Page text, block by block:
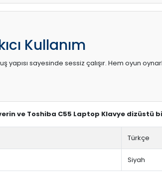
Kullanım
yapısı sayesinde sessiz çalışır. Hem oyun
ve Toshiba C55 Laptop Klavye dizüstü
Türkçe
Siyah